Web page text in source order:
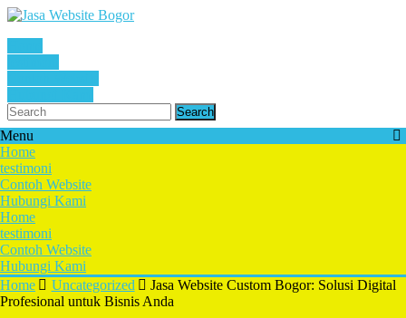
Search
Menu
Home
testimoni
Contoh Website
Hubungi Kami
Home
testimoni
Contoh Website
Hubungi Kami
Home
Uncategorized
Jasa Website Custom Bogor: Solusi Digital
Profesional untuk Bisnis Anda